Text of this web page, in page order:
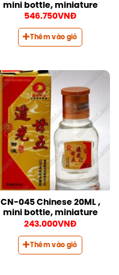
mini bottle, miniature
546.750VNĐ
Thêm vào giỏ
CN-045 Chinese 20ML ,
mini bottle, miniature
243.000VNĐ
Thêm vào giỏ